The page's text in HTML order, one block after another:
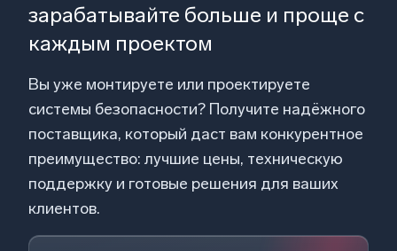
зарабатывайте больше и проще с
каждым проектом
Вы уже монтируете или проектируете
системы безопасности? Получите надёжного
поставщика, который даст вам конкурентное
преимущество: лучшие цены, техническую
поддержку и готовые решения для ваших
клиентов.